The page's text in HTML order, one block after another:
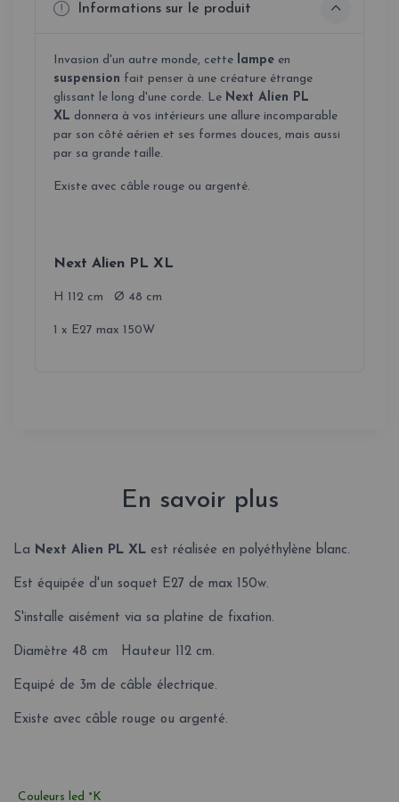
Informations sur le produit
Invasion d'un autre monde, cette lampe en
suspension fait penser à une créature étrange
glissant le long d'une corde. Le Next Alien PL
XL donnera à vos intérieurs une allure incomparable
par son côté aérien et ses formes douces, mais aussi
par sa grande taille.
Existe avec câble rouge ou argenté.
Next Alien PL XL
H 112 cm Ø 48 cm
1 x E27 max 150W
En savoir plus
La Next Alien PL XL est réalisée en polyéthylène blanc.
Est équipée d'un soquet E27 de max 150w.
S'installe aisément via sa platine de fixation.
Diamètre 48 cm Hauteur 112 cm.
Equipé de 3m de câble électrique.
Existe avec câble rouge ou argenté.
Couleurs led °K